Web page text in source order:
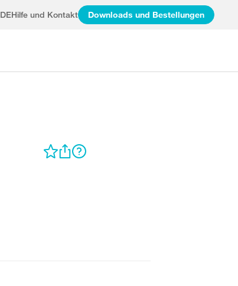
DEHilfe und Kontakt Downloads und Bestellungen